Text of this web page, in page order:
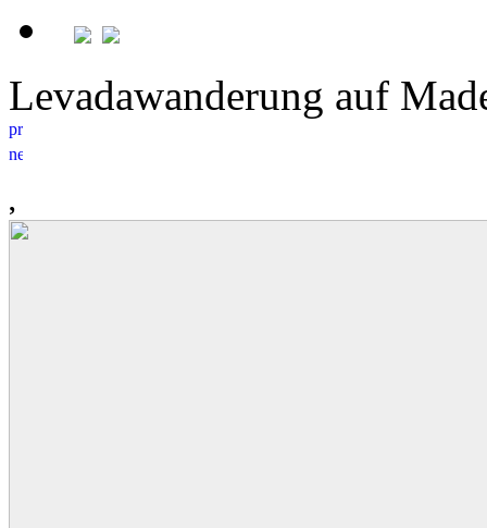
Levadawanderung auf